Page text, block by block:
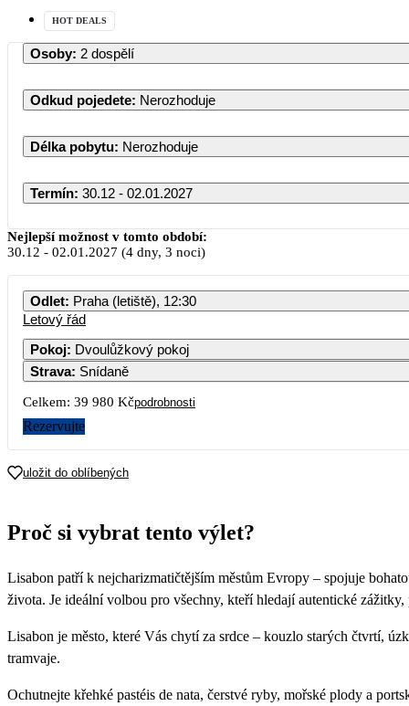
HOT DEALS
Osoby: 2 dospělí
Odkud pojedete: Nerozhoduje
Délka pobytu: Nerozhoduje
Termín: 30.12 - 02.01.2027
PO ÚT ST
Nejlepší možnost v tomto období:
30.12 - 02.01.2027 (4 dny, 3 noci)
Odlet: Praha (letiště), 12:30
Letový řád
Pokoj: Dvoulůžkový pokoj
Strava: Snídaně
Celkem: 39 980 Kčpodrobnosti
Rezervujte
uložit do oblíbených
Proč si vybrat tento výlet?
Lisabon patří k nejcharizmatičtějším městům Evropy – spojuje
života. Je ideální volbou pro všechny, kteří hledají autentické
Lisabon je město, které Vás chytí za srdce – kouzlo starých čtvrtí,
tramvaje.
Ochutnejte křehké pastéis de nata, čerstvé ryby, mořské plody a